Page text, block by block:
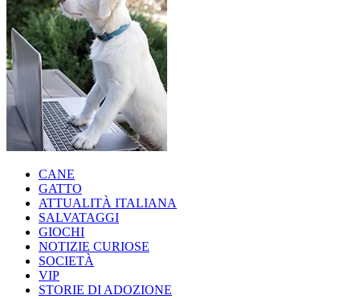
CANE
GATTO
ATTUALITÀ ITALIANA
SALVATAGGI
GIOCHI
NOTIZIE CURIOSE
SOCIETÀ
VIP
STORIE DI ADOZIONE